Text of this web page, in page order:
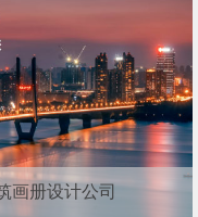
画册设计公司